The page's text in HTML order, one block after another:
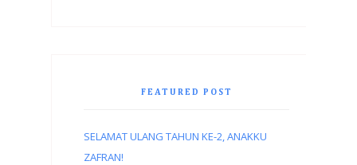
FEATURED POST
SELAMAT ULANG TAHUN KE-2, ANAKKU
ZAFRAN!